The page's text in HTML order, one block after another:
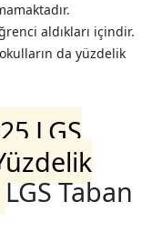
aldıkları içindir.
da yüzdelik
LGS
LGS Taban